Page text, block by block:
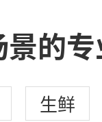
的
生鲜